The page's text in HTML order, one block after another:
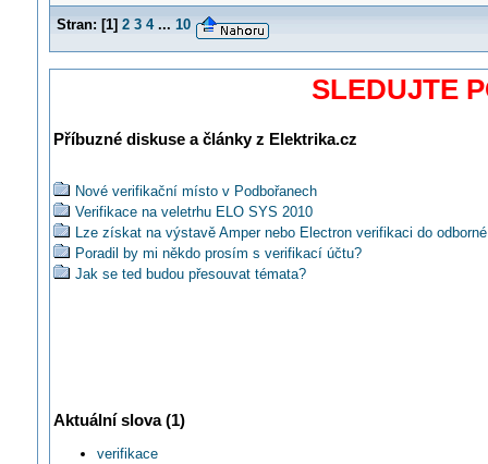
Stran: [1] 2 3 4 ... 10
SLEDUJTE
Příbuzné diskuse a články z Elektrika.cz
Nové verifikační místo v Podbořanech
Verifikace na veletrhu ELO SYS 2010
Lze získat na výstavě Amper nebo Electron verifikaci do
Poradil by mi někdo prosím s verifikací účtu?
Jak se ted budou přesouvat témata?
Aktuální slova (1)
verifikace